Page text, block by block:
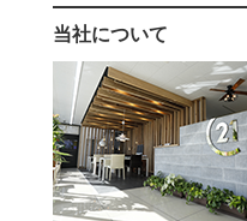
当社について